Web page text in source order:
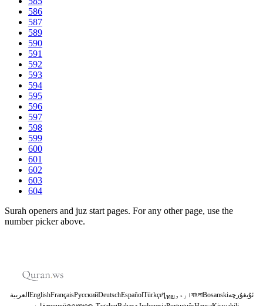
586
587
589
590
591
592
593
594
595
596
597
598
599
600
601
602
603
604
Surah openers and juz start pages. For any other page, use the
number picker above.
العربية EnglishFrançaisРусскийDeutschEspañolTürkçeไทย اردو বাংলাBosanskiئۇيغۇرچە